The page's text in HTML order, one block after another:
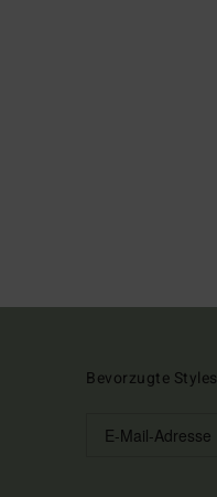
Bevorzugte Styles